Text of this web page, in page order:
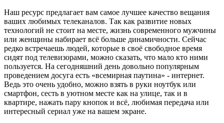
Наш ресурс предлагает вам самое лучшее качество вещания
ваших любимых телеканалов. Так как развитие новых
технологий не стоит на месте, жизнь современного мужчины
или женщины набирает всё больше динамичности. Сейчас
редко встречаешь людей, которые в своё свободное время
сидят под телевизорами, можно сказать, что мало кто ними
пользуется. На сегодняшний день довольно популярным
проведением досуга есть «всемирная паутина» - интернет.
Ведь это очень удобно, можно взять в руки ноутбук или
смартфон, сесть в уютном месте как на улице, так и в
квартире, нажать пару кнопок и всё, любимая передача или
интересный сериал уже на вашем экране.